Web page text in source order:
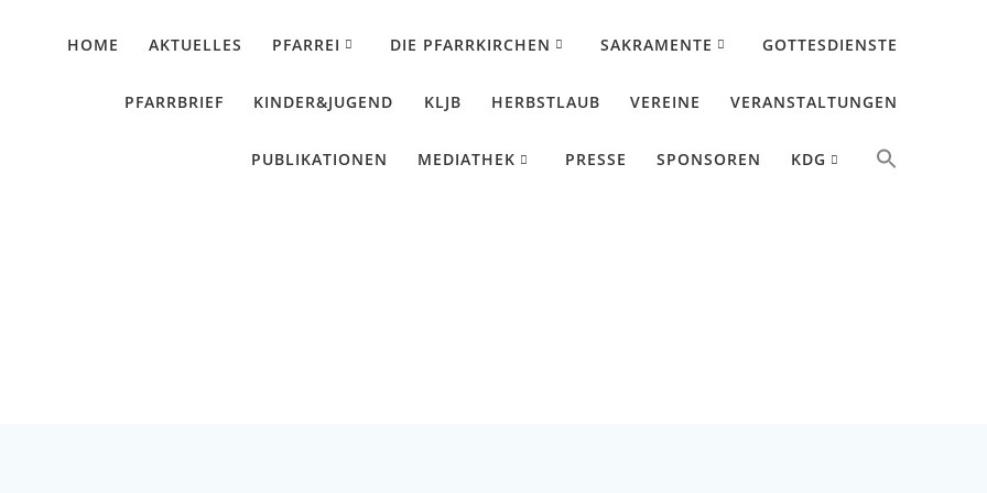
HOME AKTUELLES PFARREI DIE PFARRKIRCHEN SAKRAMENTE GOTTESDIENSTE
PFARRBRIEF KINDER&JUGEND KLJB HERBSTLAUB VEREINE VERANSTALTUNGEN
PUBLIKATIONEN MEDIATHEK PRESSE SPONSOREN KDG